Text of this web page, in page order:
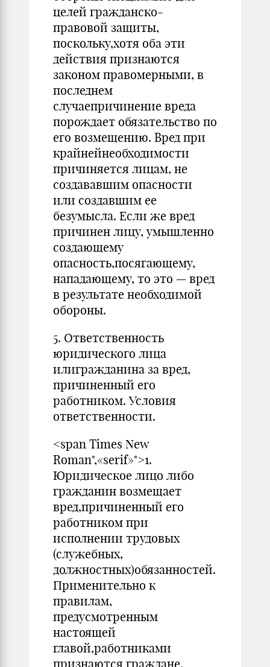
целей гражданско-
правовой защиты,
поскольку,хотя оба эти
действия признаются
законом правомерными, в
последнем
случаепричинение вреда
порождает обязательство по
его возмещению. Вред при
крайнейнеобходимости
причиняется лицам, не
создававшим опасности
или создавшим ее
безумысла. Если же вред
причинен лицу, умышленно
создающему
опасность,посягающему,
нападающему, то это — вред
в результате необходимой
обороны.
5. Ответственность
юридического лица
илигражданина за вред,
причиненный его
работником. Условия
ответственности.
<span Times New
Roman",«serif»">1.
Юридическое лицо либо
гражданин возмещает
вред,причиненный его
работником при
исполнении трудовых
(служебных,
должностных)обязанностей.
Применительно к
правилам,
предусмотренным
настоящей
главой,работниками
признаются граждане,